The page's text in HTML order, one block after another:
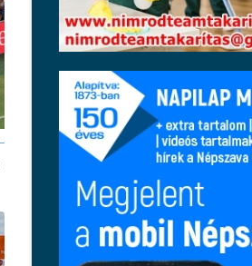
Közélet
Takács Péter szerint
gödi Samsung-gyár
bácsi sem létezik
Közélet
Huth Gergely durván
szégyenérzetet váltott
jobboldalon